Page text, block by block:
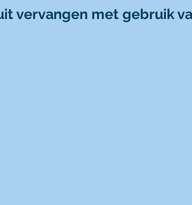
vervangen met gebruik